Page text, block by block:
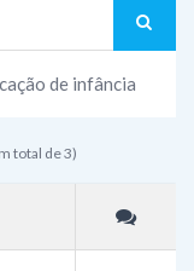
de infância
total de 3)